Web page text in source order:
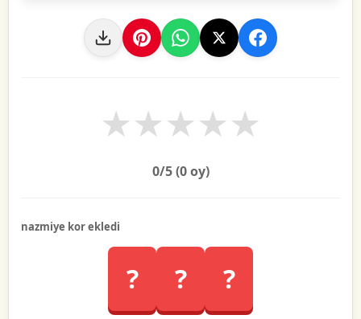
★
★
★
★
★
0/5 (0oy)
nazmiye kor ekledi
? ? ?